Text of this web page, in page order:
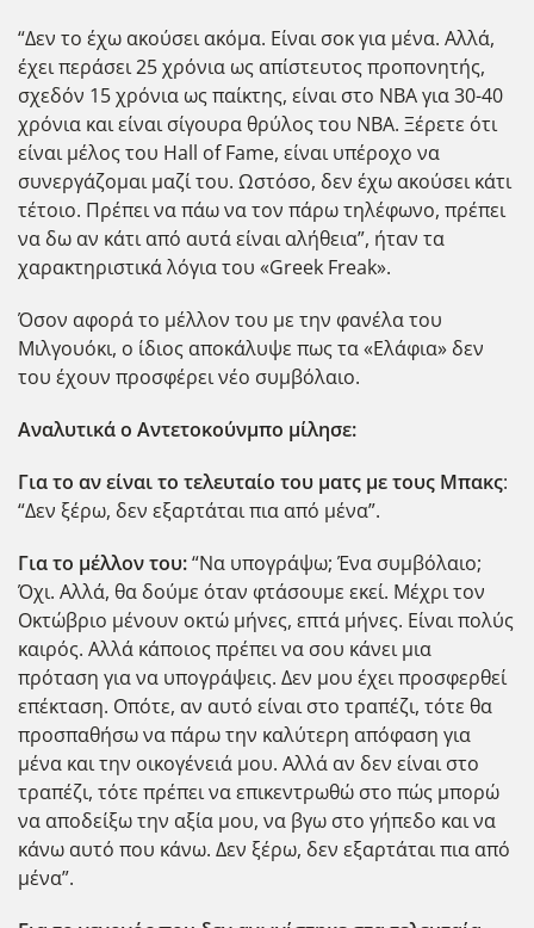
“Δεν το έχω ακούσει ακόμα. Είναι σοκ για μένα. Αλλά,
έχει περάσει 25 χρόνια ως απίστευτος προπονητής,
σχεδόν 15 χρόνια ως παίκτης, είναι στο NBA για 30-40
χρόνια και είναι σίγουρα θρύλος του NBA. Ξέρετε ότι
είναι μέλος του Hall of Fame, είναι υπέροχο να
συνεργάζομαι μαζί του. Ωστόσο, δεν έχω ακούσει κάτι
τέτοιο. Πρέπει να πάω να τον πάρω τηλέφωνο, πρέπει
να δω αν κάτι από αυτά είναι αλήθεια”, ήταν τα
χαρακτηριστικά λόγια του «Greek Freak».
Όσον αφορά το μέλλον του με την φανέλα του
Μιλγουόκι, ο ίδιος αποκάλυψε πως τα «Ελάφια» δεν
του έχουν προσφέρει νέο συμβόλαιο.
Αναλυτικά ο Αντετοκούνμπο μίλησε:
Για το αν είναι το τελευταίο του ματς με τους Μπακς:
“Δεν ξέρω, δεν εξαρτάται πια από μένα”.
Για το μέλλον του:“Να υπογράψω; Ένα συμβόλαιο;
Όχι. Αλλά, θα δούμε όταν φτάσουμε εκεί. Μέχρι τον
Οκτώβριο μένουν οκτώ μήνες, επτά μήνες. Είναι πολύς
καιρός. Αλλά κάποιος πρέπει να σου κάνει μια
πρόταση για να υπογράψεις. Δεν μου έχει προσφερθεί
επέκταση. Οπότε, αν αυτό είναι στο τραπέζι, τότε θα
προσπαθήσω να πάρω την καλύτερη απόφαση για
μένα και την οικογένειά μου. Αλλά αν δεν είναι στο
τραπέζι, τότε πρέπει να επικεντρωθώ στο πώς μπορώ
να αποδείξω την αξία μου, να βγω στο γήπεδο και να
κάνω αυτό που κάνω. Δεν ξέρω, δεν εξαρτάται πια από
μένα”.